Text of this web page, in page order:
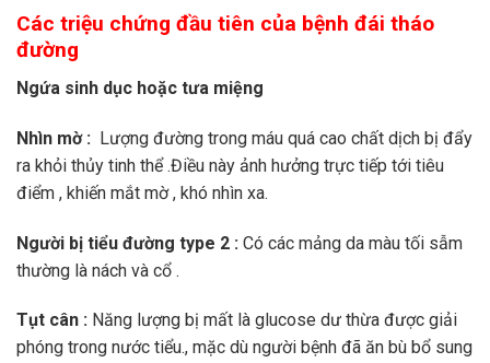
Các triệu chứng đầu tiên của bệnh đái tháo
đường
Ngứa sinh dục hoặc tưa miệng
Nhìn mờ : Lượng đường trong máu quá cao chất dịch bị đẩy
ra khỏi thủy tinh thể .Điều này ảnh hưởng trực tiếp tới tiêu
điểm , khiến mắt mờ , khó nhìn xa.
Người bị tiểu đường type 2 : Có các mảng da màu tối sẫm
thường là nách và cổ .
Tụt cân : Năng lượng bị mất là glucose dư thừa được giải
phóng trong nước tiểu., mặc dù người bệnh đã ăn bù bổ sung